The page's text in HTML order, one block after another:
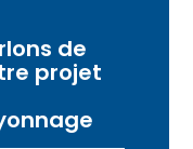
de
projet